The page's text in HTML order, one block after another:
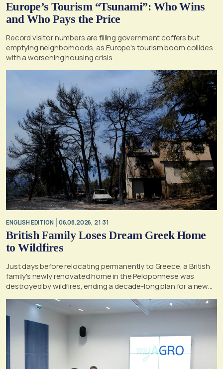
Europe’s Tourism “Tsunami”: Who Wins
and Who Pays the Price
Record visitor numbers are filling government coffers but
emptying neighborhoods, as Europe's tourism boom collides
with a worsening housing crisis
ENGLISH EDITION 06.08.2026, 21:31
British Family Loses Dream Greek Home
to Wildfires
Just days before relocating permanently to Greece, a British
family's newly renovated home in the Peloponnese was
destroyed by wildfires, ending a decade-long plan for a new
life, according to a report by the UK's Mirror